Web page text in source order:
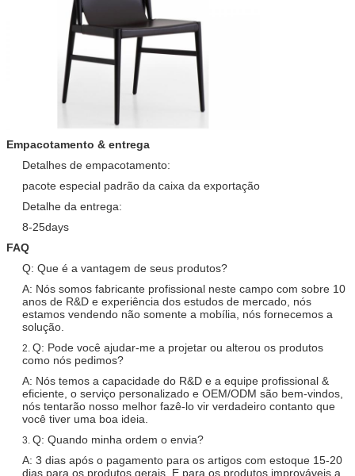
Empacotamento & entrega
Detalhes de empacotamento:
pacote especial padrão da caixa da exportação
Detalhe da entrega:
8-25days
FAQ
Q: Que é a vantagem de seus produtos?
A: Nós somos fabricante profissional neste campo com sobre 10
anos de R&D e experiência dos estudos de mercado, nós
estamos vendendo não somente a mobília, nós fornecemos a
solução.
2. Q: Pode você ajudar-me a projetar ou alterou os produtos
como nós pedimos?
A: Nós temos a capacidade do R&D e a equipe profissional &
eficiente, o serviço personalizado e OEM/ODM são bem-vindos,
nós tentarão nosso melhor fazê-lo vir verdadeiro contanto que
você tiver uma boa ideia.
3. Q: Quando minha ordem o envia?
A: 3 dias após o pagamento para os artigos com estoque 15-20
dias para os produtos gerais. E para os produtos improváveis a